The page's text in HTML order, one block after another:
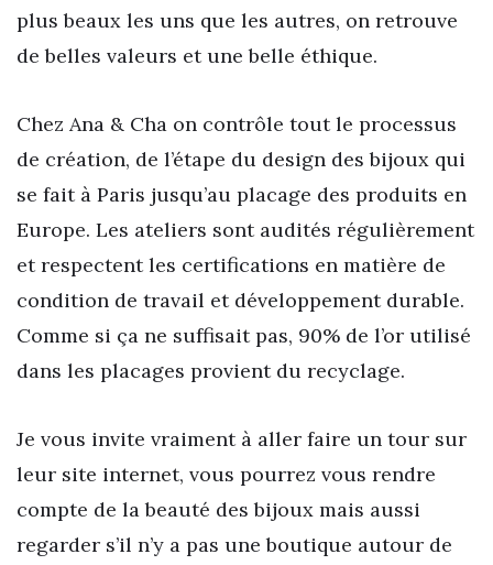
plus beaux les uns que les autres, on retrouve
de belles valeurs et une belle éthique.
Chez Ana & Cha on contrôle tout le processus
de création, de l’étape du design des bijoux qui
se fait à Paris jusqu’au placage des produits en
Europe. Les ateliers sont audités régulièrement
et respectent les certifications en matière de
condition de travail et développement durable.
Comme si ça ne suffisait pas, 90% de l’or utilisé
dans les placages provient du recyclage.
Je vous invite vraiment à aller faire un tour sur
leur site internet, vous pourrez vous rendre
compte de la beauté des bijoux mais aussi
regarder s’il n’y a pas une boutique autour de